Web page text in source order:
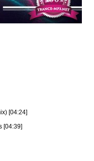
[04:24]
[04:39]